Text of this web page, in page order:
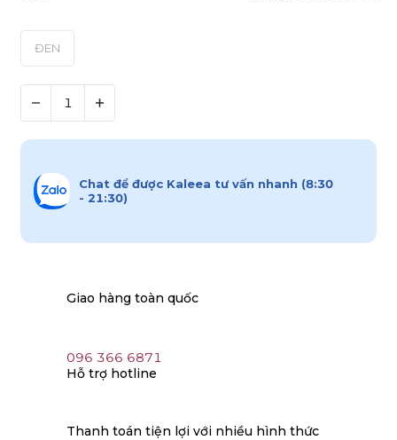
ĐEN
Chat để được Kaleea tư vấn nhanh (8:30
- 21:30)
Giao hàng toàn quốc
096 366 6871
Hỗ trợ hotline
Thanh toán tiện lợi với nhiều hình thức